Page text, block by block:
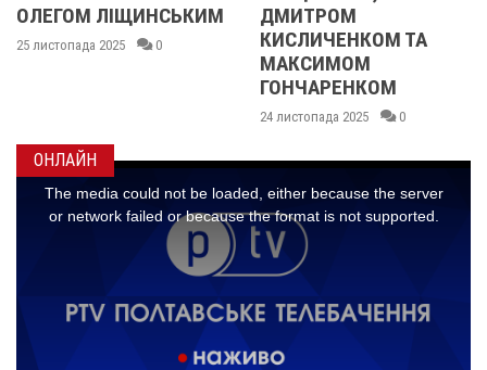
ЛІЩИНСЬКИМ
листопада 2025 0
ДМИТРОМ
КИСЛИЧЕНКОМ ТА
МАКСИМОМ
ГОНЧАРЕНКОМ
24 листопада 2025 0
ОНЛАЙН